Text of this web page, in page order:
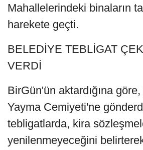
Mahallelerindeki binaların
harekete geçti.
BELEDİYE TEBLİGAT
VERDİ
BirGün'ün aktardığına
Yayma Cemiyeti'ne
tebligatlarda, kira
yenilenmeyeceğini